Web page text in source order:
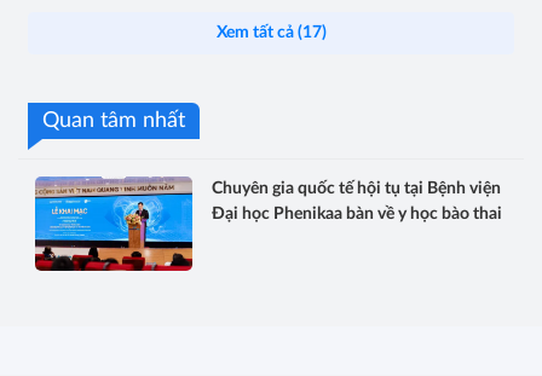
Xem tất cả (17)
Quan tâm nhất
Chuyên gia quốc tế hội tụ tại Bệnh viện
Đại học Phenikaa bàn về y học bào thai